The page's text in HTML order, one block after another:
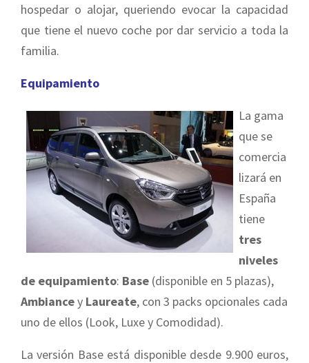
hospedar o alojar, queriendo evocar la capacidad
que tiene el nuevo coche por dar servicio a toda la
familia.
Equipamiento
La gama
que se
comercia
lizará en
España
tiene
tres
niveles
de equipamiento: Base (disponible en 5 plazas),
Ambiancey Laureate, con 3 packs opcionales cada
uno de ellos (Look, Luxe y Comodidad).
La versión Base está disponible desde 9.900 euros,